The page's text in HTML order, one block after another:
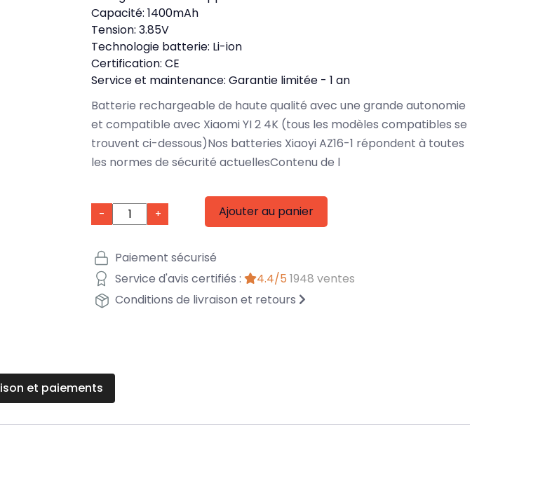
Capacité: 1400mAh
Tension: 3.85V
Technologie batterie: Li-ion
Certification: CE
Service et maintenance: Garantie limitée - 1 an
Batterie rechargeable de haute qualité avec une grande autonomie
et compatible avec Xiaomi YI 2 4K (tous les modèles compatibles se
trouvent ci-dessous)Nos batteries Xiaoyi AZ16-1 répondent à toutes
les normes de sécurité actuellesContenu de l
- + Ajouter au panier
Paiement sécurisé
Service d'avis certifiés :
4.4/5 1948 ventes
Conditions de livraison et retours
et paiements